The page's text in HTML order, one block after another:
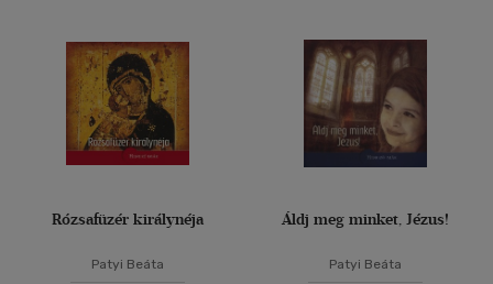
Rózsafüzér királynéja
Patyi Beáta
Áldj meg minket, Jézus!
Patyi Beáta